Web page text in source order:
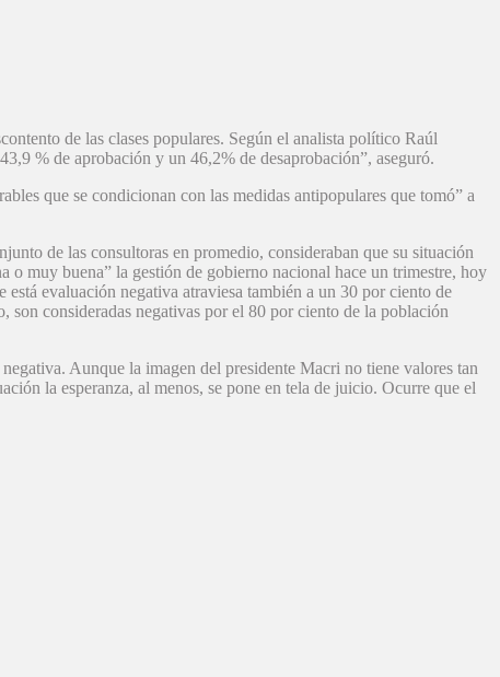
de las clases populares. Según el analista político Raúl
% de aprobación y un 46,2% de desaprobación”, aseguró.
que se condicionan con las medidas antipopulares que tomó” a
de las consultoras en promedio, consideraban que su situación
o muy buena” la gestión de gobierno nacional hace un trimestre, hoy
evaluación negativa atraviesa también a un 30 por ciento de
consideradas negativas por el 80 por ciento de la población
Aunque la imagen del presidente Macri no tiene valores tan
la esperanza, al menos, se pone en tela de juicio. Ocurre que el